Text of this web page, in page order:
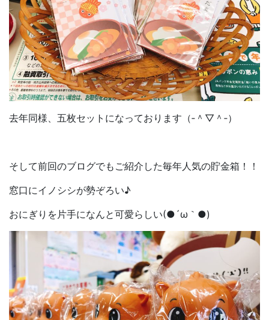
去年同様、五枚セットになっております（‐＾▽＾‐）
そして前回のブログでもご紹介した毎年人気の貯金箱！！
窓口にイノシシが勢ぞろい♪
おにぎりを片手になんと可愛らしい(●´ω｀●)